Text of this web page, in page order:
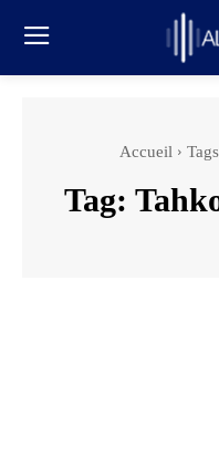
Accueil Tags
Tag: